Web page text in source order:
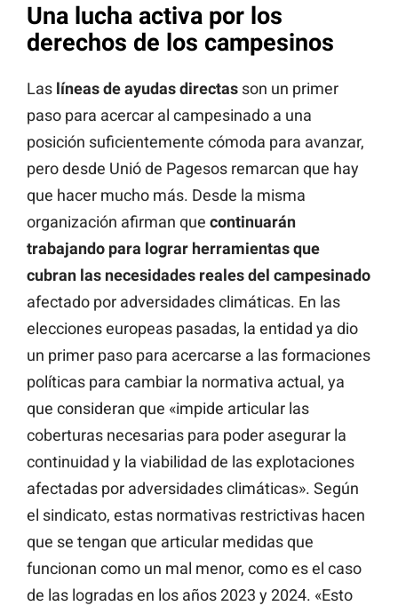
Una lucha activa por los
derechos de los campesinos
Las líneas de ayudas directas son un primer
paso para acercar al campesinado a una
posición suficientemente cómoda para avanzar,
pero desde Unió de Pagesos remarcan que hay
que hacer mucho más. Desde la misma
organización afirman que continuarán
trabajando para lograr herramientas que
cubran las necesidades reales del campesinado
afectado por adversidades climáticas. En las
elecciones europeas pasadas, la entidad ya dio
un primer paso para acercarse a las formaciones
políticas para cambiar la normativa actual, ya
que consideran que «impide articular las
coberturas necesarias para poder asegurar la
continuidad y la viabilidad de las explotaciones
afectadas por adversidades climáticas». Según
el sindicato, estas normativas restrictivas hacen
que se tengan que articular medidas que
funcionan como un mal menor, como es el caso
de las logradas en los años 2023 y 2024. «Esto